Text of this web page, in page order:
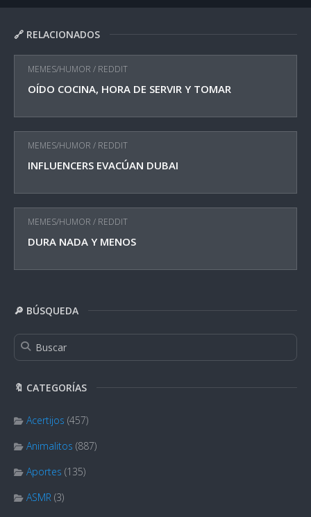
🔗 RELACIONADOS
MEMES/HUMOR / REDDIT
OÍDO COCINA, HORA DE SERVIR Y TOMAR
MEMES/HUMOR / REDDIT
INFLUENCERS EVACÚAN DUBAI
MEMES/HUMOR / REDDIT
DURA NADA Y MENOS
🔎 BÚSQUEDA
🔖 CATEGORÍAS
Acertijos (457)
Animalitos (887)
Aportes (135)
ASMR (3)